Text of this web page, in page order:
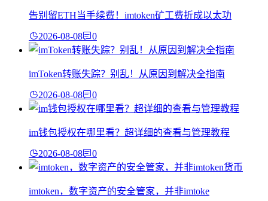
告别留ETH当手续费！imtoken矿工费折成以太功
2026-08-08 0
imToken转账失踪？别乱！从原因到解决全指南
2026-08-08 0
im钱包授权在哪里看？超详细的查看与管理教程
2026-08-08 0
imtoken，数字资产的安全管家，并非imtoke